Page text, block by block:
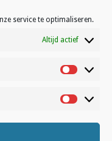
service te optimaliseren.
Altijd actief
Statistisch